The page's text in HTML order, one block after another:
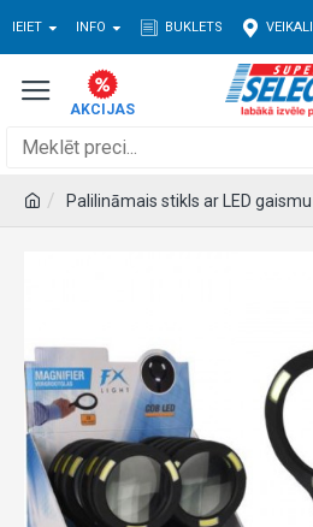
IEIET INFO BUKLETS VEIKALI
Palilināmais stikls ar LED gaismu